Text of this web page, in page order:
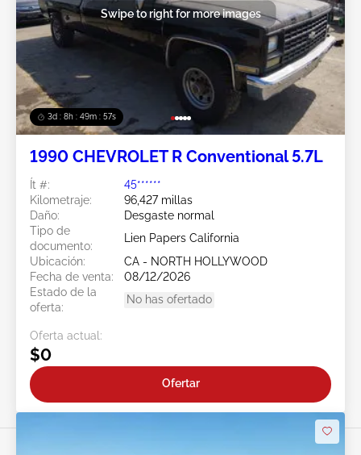
3d : 8h : 49m : 54s
Swipe to right for more images
1990 CHEVROLET R Conventional 5.7L
Ít #:
45******
Kilometraje:
96,427 millas
Daño:
Desgaste normal
Tipo de
documento:
Lien Papers California
Ubicación:
CA - NORTH HOLLYWOOD
Fecha de venta:
08/12/2026
Estado de la
oferta:
No has ofertado
Oferta actual:
$0
Ofertar